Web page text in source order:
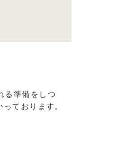
る準備をしつ
ております。